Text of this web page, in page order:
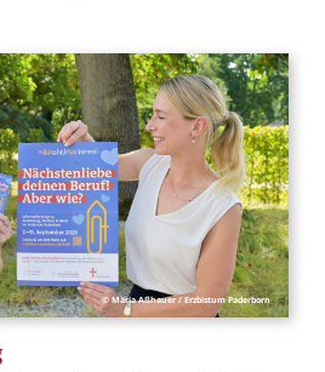
© Maria Aßhauer / Erzbistum Paderborn